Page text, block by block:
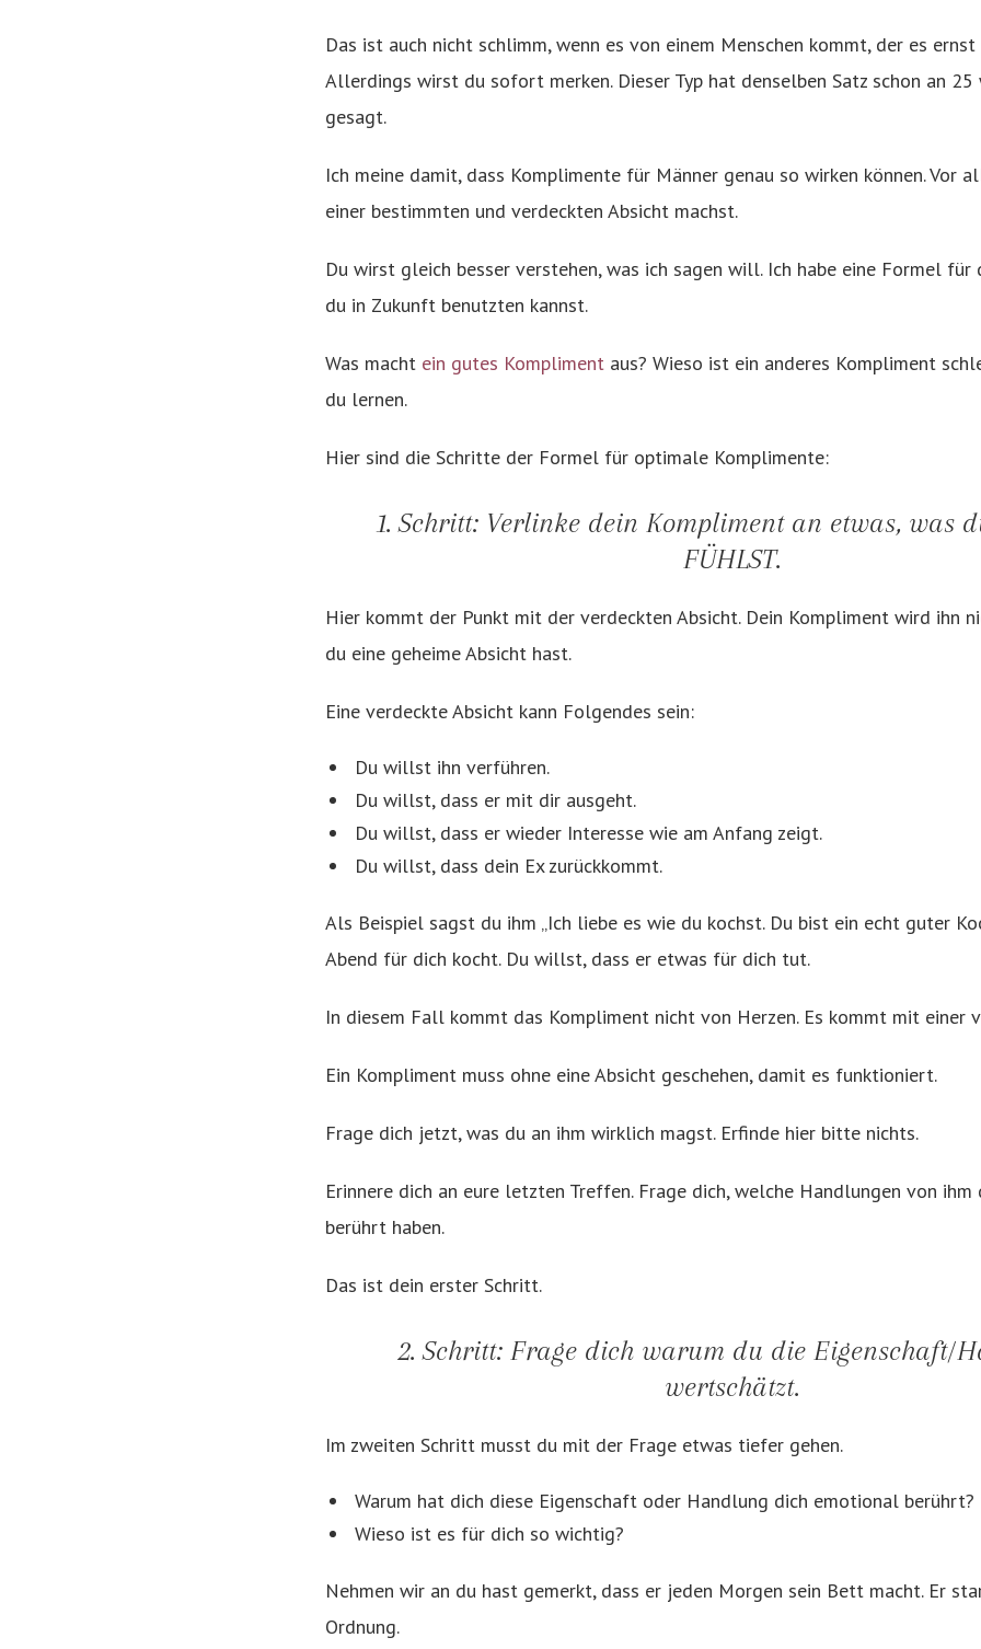
Das ist auch nicht schlimm, wenn es von einem Menschen kommt, der es
Allerdings wirst du sofort merken. Dieser Typ hat denselben Satz schon an 25
gesagt.
Ich meine damit, dass Komplimente für Männer genau so wirken können. Vor
einer bestimmten und verdeckten Absicht machst.
Du wirst gleich besser verstehen, was ich sagen will. Ich habe eine Formel
du in Zukunft benutzten kannst.
Was macht ein gutes Kompliment aus? Wieso ist ein anderes Kompliment
du lernen.
Hier sind die Schritte der Formel für optimale Komplimente:
1. Schritt: Verlinke dein Kompliment an etwas, was
FÜHLST.
Hier kommt der Punkt mit der verdeckten Absicht. Dein Kompliment wird ihn
du eine geheime Absicht hast.
Eine verdeckte Absicht kann Folgendes sein:
Du willst ihn verführen.
Du willst, dass er mit dir ausgeht.
Du willst, dass er wieder Interesse wie am Anfang zeigt.
Du willst, dass dein Ex zurückkommt.
Als Beispiel sagst du ihm „Ich liebe es wie du kochst. Du bist ein echt guter
Abend für dich kocht. Du willst, dass er etwas für dich tut.
In diesem Fall kommt das Kompliment nicht von Herzen. Es kommt mit einer
Ein Kompliment muss ohne eine Absicht geschehen, damit es funktioniert.
Frage dich jetzt, was du an ihm wirklich magst. Erfinde hier bitte nichts.
Erinnere dich an eure letzten Treffen. Frage dich, welche Handlungen von
berührt haben.
Das ist dein erster Schritt.
2. Schritt: Frage dich warum du die Eigenschaft/
wertschätzt.
Im zweiten Schritt musst du mit der Frage etwas tiefer gehen.
Warum hat dich diese Eigenschaft oder Handlung dich emotional berührt?
Wieso ist es für dich so wichtig?
Nehmen wir an du hast gemerkt, dass er jeden Morgen sein Bett macht. Er
Ordnung.